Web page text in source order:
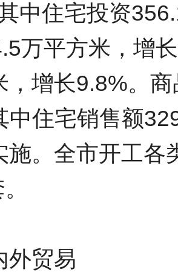
中住宅投资
万平方米，增
，增长9.8%。
中住宅销售额
施。全市开工各
外贸易